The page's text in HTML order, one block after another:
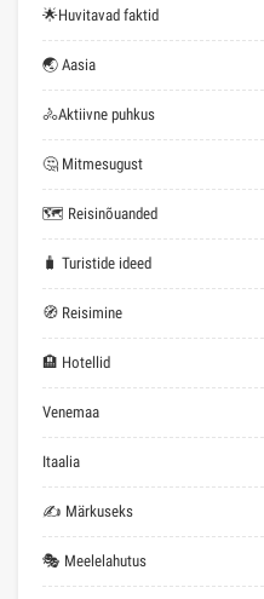
🌟Huvitavad faktid
🌏 Aasia
🚴Aktiivne puhkus
🤔 Mitmesugust
🗺 Reisinõuanded
🧳 Turistide ideed
🧭 Reisimine
🏨 Hotellid
Venemaa
Itaalia
✍ Märkuseks
🎭 Meelelahutus